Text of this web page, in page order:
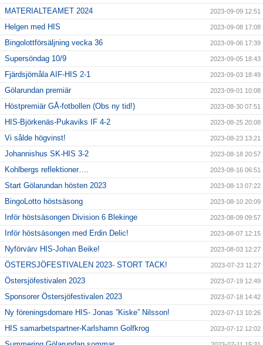
MATERIALTEAMET 2024 2023-09-09 12:51
Helgen med HIS 2023-09-08 17:08
Bingolottförsäljning vecka 36 2023-09-06 17:39
Supersöndag 10/9 2023-09-05 18:43
Fjärdsjömåla AIF-HIS 2-1 2023-09-03 18:49
Gölarundan premiär 2023-09-01 10:08
Höstpremiär GÅ-fotbollen (Obs ny tid!) 2023-08-30 07:51
HIS-Björkenäs-Pukaviks IF 4-2 2023-08-25 20:08
Vi sålde högvinst! 2023-08-23 13:21
Johannishus SK-HIS 3-2 2023-08-18 20:57
Kohlbergs reflektioner…. 2023-08-16 06:51
Start Gölarundan hösten 2023 2023-08-13 07:22
BingoLotto höstsäsong 2023-08-10 20:09
Inför höstsäsongen Division 6 Blekinge 2023-08-09 09:57
Inför höstsäsongen med Erdin Delic! 2023-08-07 12:15
Nyförvärv HIS-Johan Beike! 2023-08-03 12:27
ÖSTERSJÖFESTIVALEN 2023- STORT TACK! 2023-07-23 11:27
Östersjöfestivalen 2023 2023-07-19 12:49
Sponsorer Östersjöfestivalen 2023 2023-07-18 14:42
Ny föreningsdomare HIS- Jonas ”Kiske” Nilsson! 2023-07-13 10:26
HIS samarbetspartner-Karlshamn Golfkrog 2023-07-12 12:02